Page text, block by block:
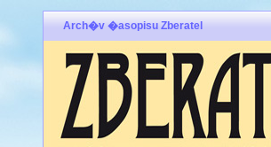
Arch�v �asopisu Zberatel